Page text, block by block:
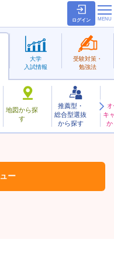
ログイン
地図から探
す
推薦型・
総合型選抜
から探す
キ
か
大学
入試情報
受験対策・
勉強法
護大
お気に入り
ー